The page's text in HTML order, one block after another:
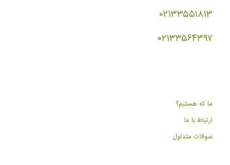
۰۲۱۳۳۵۵۱۸۱۳
۰۲۱۳۳۵۶۴۳۹۷
ما که هستیم؟
ارتباط با ما
سوالات متداول